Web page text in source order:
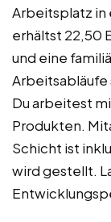
Arbeitsplatz in
erhältst 22,50
und eine
Arbeitsabläufe
Du arbeitest
Produkten.
Schicht ist
wird gestellt.